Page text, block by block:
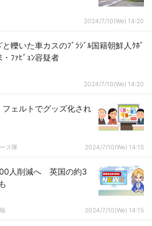
2024/7/10(We) 14:20
轢いた車カスのﾌﾞﾗｼﾞﾙ国籍朝鮮人ｸﾎﾞ
・ﾌｧﾋﾞｮﾝ容疑者
2024/7/10(We) 14:20
フェルトでグッズ化され
ス隊 2024/7/10(We) 14:15
人削減へ 英国の約3
2024/7/10(We) 14:15